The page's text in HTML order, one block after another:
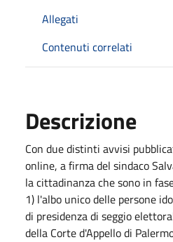
Allegati
Contenuti correlati
Descrizione
Con due distinti avvisi
online, a firma del sindaco
la cittadinanza che sono in
1) l'albo unico delle persone
di presidenza di seggio
della Corte d'Appello di